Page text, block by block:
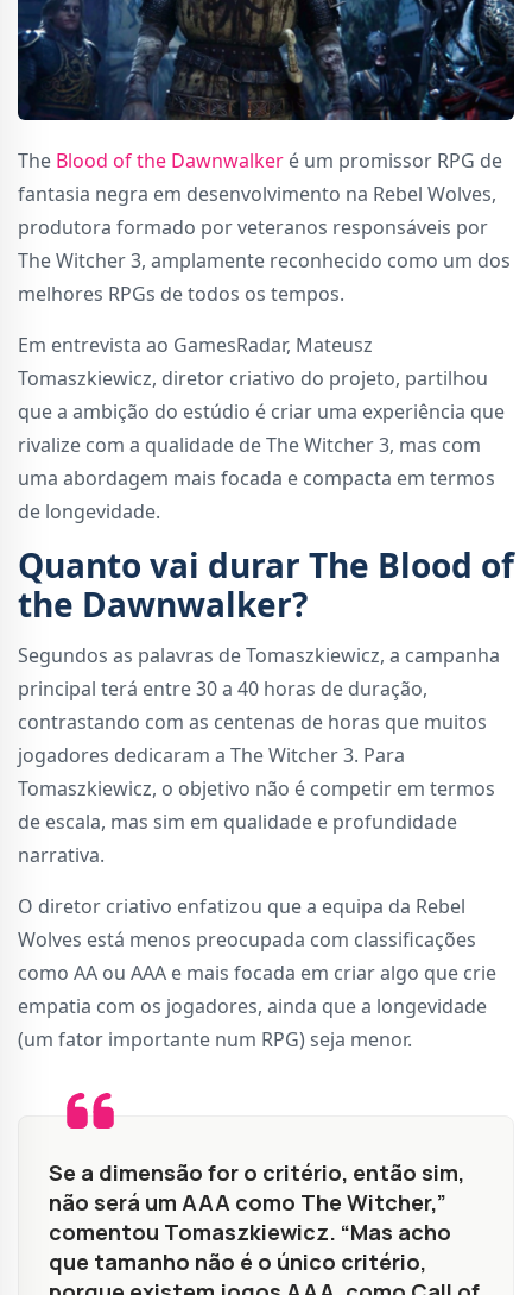
The Blood of the Dawnwalker é um promissor RPG de
fantasia negra em desenvolvimento na Rebel Wolves,
produtora formado por veteranos responsáveis por
The Witcher 3, amplamente reconhecido como um dos
melhores RPGs de todos os tempos.
Em entrevista ao GamesRadar, Mateusz
Tomaszkiewicz, diretor criativo do projeto, partilhou
que a ambição do estúdio é criar uma experiência que
rivalize com a qualidade de The Witcher 3, mas com
uma abordagem mais focada e compacta em termos
de longevidade.
Quanto vai durar The Blood of
the Dawnwalker?
Segundos as palavras de Tomaszkiewicz, a campanha
principal terá entre 30 a 40 horas de duração,
contrastando com as centenas de horas que muitos
jogadores dedicaram a The Witcher 3. Para
Tomaszkiewicz, o objetivo não é competir em termos
de escala, mas sim em qualidade e profundidade
narrativa.
O diretor criativo enfatizou que a equipa da Rebel
Wolves está menos preocupada com classificações
como AA ou AAA e mais focada em criar algo que crie
empatia com os jogadores, ainda que a longevidade
(um fator importante num RPG) seja menor.
Se a dimensão for o critério, então sim,
não será um AAA como The Witcher,”
comentou Tomaszkiewicz. “Mas acho
que tamanho não é o único critério,